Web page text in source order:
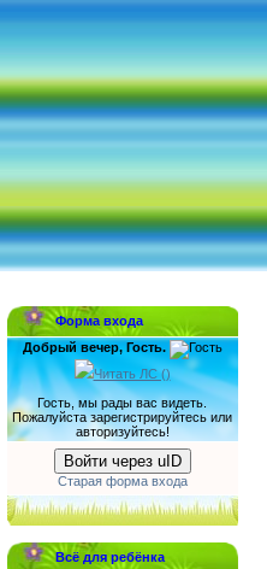
Форма входа
Добрый вечер, Гость.
Читать ЛС ()
Гость, мы рады вас видеть.
Пожалуйста зарегистрируйтесь или
авторизуйтесь!
Войти через uID
Старая форма входа
Всё для ребёнка